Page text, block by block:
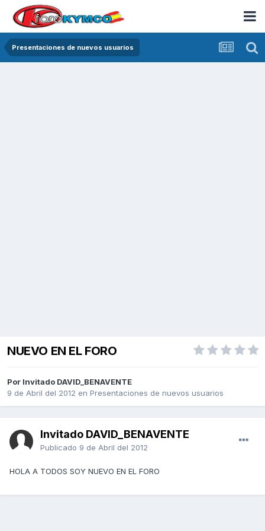
Presentaciones de nuevos usuarios
NUEVO EN EL FORO
Por Invitado DAVID_BENAVENTE
9 de Abril del 2012 en Presentaciones de nuevos usuarios
Invitado DAVID_BENAVENTE
Publicado 9 de Abril del 2012
HOLA A TODOS SOY NUEVO EN EL FORO